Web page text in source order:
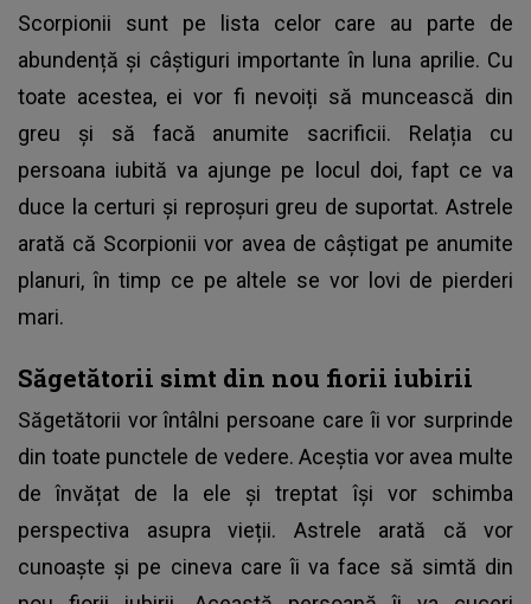
Scorpionii sunt pe lista celor care au parte de
abundență și câștiguri importante în luna aprilie. Cu
toate acestea, ei vor fi nevoiți să muncească din
greu și să facă anumite sacrificii. Relația cu
persoana iubită va ajunge pe locul doi, fapt ce va
duce la certuri și reproșuri greu de suportat. Astrele
arată că Scorpionii vor avea de câștigat pe anumite
planuri, în timp ce pe altele se vor lovi de pierderi
mari.
Săgetătorii simt din nou fiorii iubirii
Săgetătorii vor întâlni persoane care îi vor surprinde
din toate punctele de vedere. Aceștia vor avea multe
de învățat de la ele și treptat își vor schimba
perspectiva asupra vieții. Astrele arată că vor
cunoaște și pe cineva care îi va face să simtă din